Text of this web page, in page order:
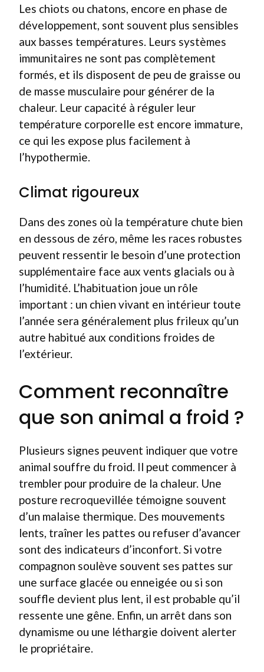
Les chiots ou chatons, encore en phase de
développement, sont souvent plus sensibles
aux basses températures. Leurs systèmes
immunitaires ne sont pas complètement
formés, et ils disposent de peu de graisse ou
de masse musculaire pour générer de la
chaleur. Leur capacité à réguler leur
température corporelle est encore immature,
ce qui les expose plus facilement à
l’hypothermie.
Climat rigoureux
Dans des zones où la température chute bien
en dessous de zéro, même les races robustes
peuvent ressentir le besoin d’une protection
supplémentaire face aux vents glacials ou à
l’humidité. L’habituation joue un rôle
important : un chien vivant en intérieur toute
l’année sera généralement plus frileux qu’un
autre habitué aux conditions froides de
l’extérieur.
Comment reconnaître
que son animal a froid ?
Plusieurs signes peuvent indiquer que votre
animal souffre du froid. Il peut commencer à
trembler pour produire de la chaleur. Une
posture recroquevillée témoigne souvent
d’un malaise thermique. Des mouvements
lents, traîner les pattes ou refuser d’avancer
sont des indicateurs d’inconfort. Si votre
compagnon soulève souvent ses pattes sur
une surface glacée ou enneigée ou si son
souffle devient plus lent, il est probable qu’il
ressente une gêne. Enfin, un arrêt dans son
dynamisme ou une léthargie doivent alerter
le propriétaire.